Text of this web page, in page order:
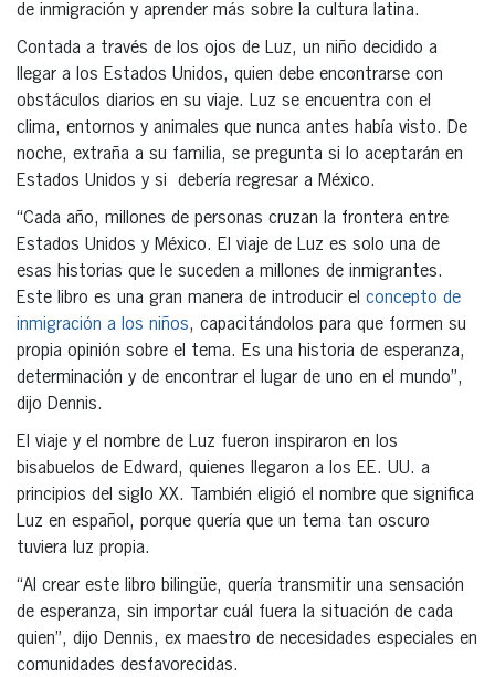
de inmigración y aprender más sobre la cultura latina.
Contada a través de los ojos de Luz, un niño decidido a
llegar a los Estados Unidos, quien debe encontrarse con
obstáculos diarios en su viaje. Luz se encuentra con el
clima, entornos y animales que nunca antes había visto. De
noche, extraña a su familia, se pregunta si lo aceptarán en
Estados Unidos y si debería regresar a México.
“Cada año, millones de personas cruzan la frontera entre
Estados Unidos y México. El viaje de Luz es solo una de
esas historias que le suceden a millones de inmigrantes.
Este libro es una gran manera de introducir el concepto de
inmigración a los niños, capacitándolos para que formen su
propia opinión sobre el tema. Es una historia de esperanza,
determinación y de encontrar el lugar de uno en el mundo”,
dijo Dennis.
El viaje y el nombre de Luz fueron inspiraron en los
bisabuelos de Edward, quienes llegaron a los EE. UU. a
principios del siglo XX. También eligió el nombre que significa
Luz en español, porque quería que un tema tan oscuro
tuviera luz propia.
“Al crear este libro bilingüe, quería transmitir una sensación
de esperanza, sin importar cuál fuera la situación de cada
quien”, dijo Dennis, ex maestro de necesidades especiales en
comunidades desfavorecidas.